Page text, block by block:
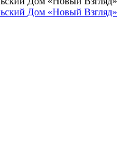
Дом «Новый Взгляд»